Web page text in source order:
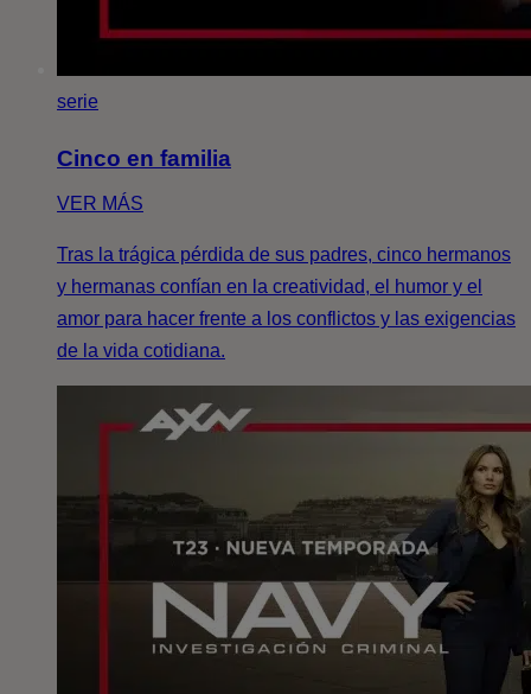
serie
Cinco en familia
VER MÁS
Tras la trágica pérdida de sus padres, cinco hermanos
y hermanas confían en la creatividad, el humor y el
amor para hacer frente a los conflictos y las exigencias
de la vida cotidiana.